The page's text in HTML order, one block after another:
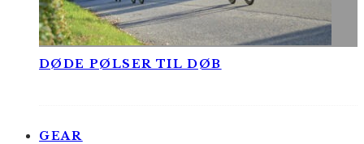
DØDE PØLSER TIL DØB
GEAR